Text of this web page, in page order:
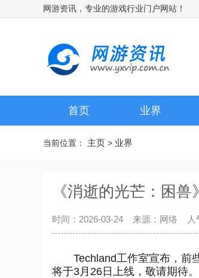
网游资讯，专业的游戏行业门户网站！
首页 业界
当前位置： 主页 > 业界
《消逝的光芒：困
时间：2026-03-24 来源：网络 人
Techland工作室宣布，前
将于3月26日上线，敬请期待。